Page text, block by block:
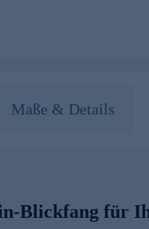
Maße & Details
Blickfang für